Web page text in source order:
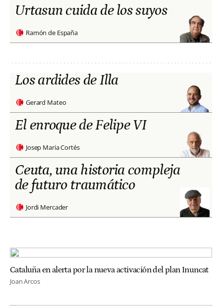
Urtasun cuida de los suyos
Ramón de España
Los ardides de Illa
Gerard Mateo
El enroque de Felipe VI
Josep Maria Cortés
Ceuta, una historia compleja
de futuro traumático
Jordi Mercader
Cataluña en alerta por la nueva activación del plan Inuncat
Joan Arcos